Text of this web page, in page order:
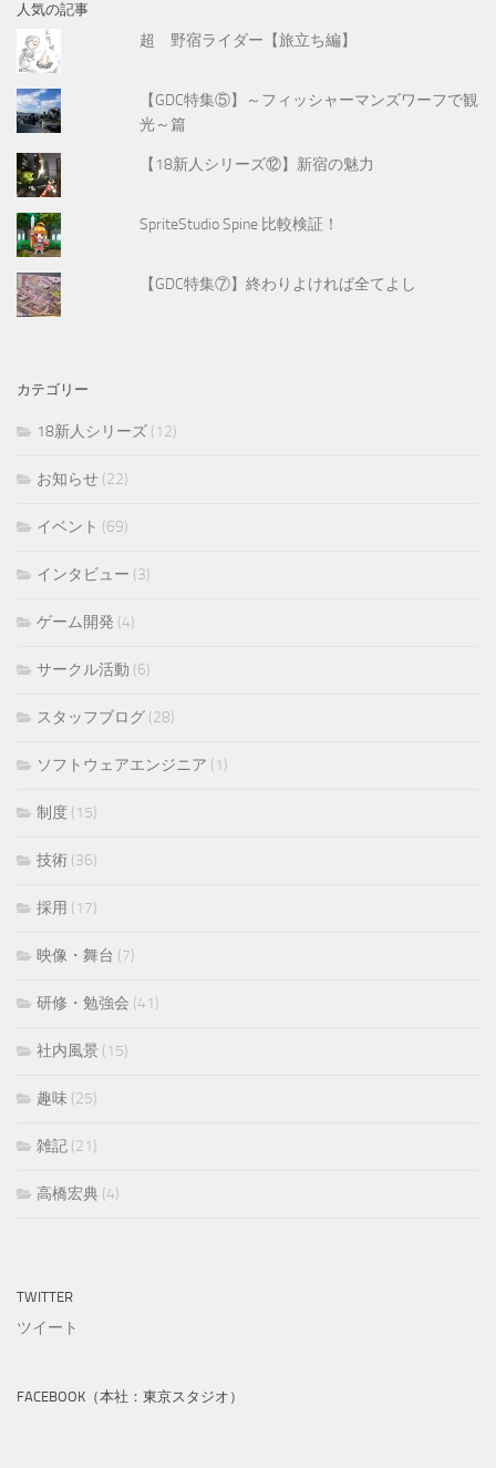
人気の記事
超 野宿ライダー【旅立ち編】
【GDC特集⑤】～フィッシャーマンズワーフで観
光～篇
【18新人シリーズ⑫】新宿の魅力
SpriteStudio Spine 比較検証！
【GDC特集⑦】終わりよければ全てよし
カテゴリー
18新人シリーズ (12)
お知らせ (22)
イベント (69)
インタビュー (3)
ゲーム開発 (4)
サークル活動 (6)
スタッフブログ (28)
ソフトウェアエンジニア (1)
制度 (15)
技術 (36)
採用 (17)
映像・舞台 (7)
研修・勉強会 (41)
社内風景 (15)
趣味 (25)
雑記 (21)
高橋宏典 (4)
TWITTER
ツイート
FACEBOOK（本社：東京スタジオ）